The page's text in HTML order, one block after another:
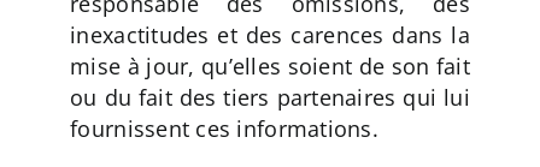
inexactitudes et des carences dans la
mise à jour, qu’elles soient de son fait
ou du fait des tiers partenaires qui lui
fournissent ces informations.